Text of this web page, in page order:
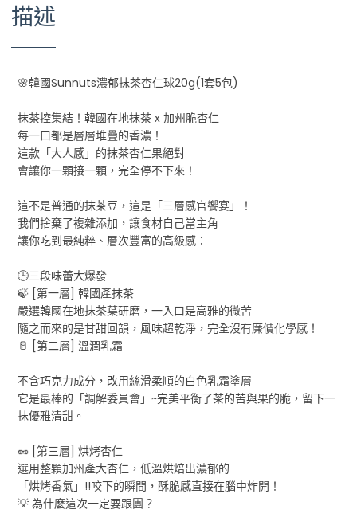
描述
🌸韓國Sunnuts濃郁抹茶杏仁球20g(1套5包)
抹茶控集結！韓國在地抹茶 x 加州脆杏仁
每一口都是層層堆疊的香濃！
這款「大人感」的抹茶杏仁果絕對
會讓你一顆接一顆，完全停不下來！
這不是普通的抹茶豆，這是「三層感官饗宴」！
我們捨棄了複雜添加，讓食材自己當主角
讓你吃到最純粹、層次豐富的高級感：
🕒三段味蕾大爆發
🍃 [第一層] 韓國產抹茶
嚴選韓國在地抹茶葉研磨，一入口是高雅的微苦
隨之而來的是甘甜回韻，風味超乾淨，完全沒有廉價化學感！
🥛 [第二層] 溫潤乳霜
不含巧克力成分，改用絲滑柔順的白色乳霜塗層
它是最棒的「調解委員會」~完美平衡了茶的苦與果的脆，留下一
抹優雅清甜。
🥜 [第三層] 烘烤杏仁
選用整顆加州產大杏仁，低溫烘焙出濃郁的
「烘烤香氣」!!咬下的瞬間，酥脆感直接在腦中炸開！
💡 為什麼這次一定要跟團？